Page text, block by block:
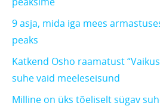
9 asja, mida iga mees
peaks
Katkend Osho raamatust
suhe vaid meeleseisund
Milline on üks tõeliselt sügav